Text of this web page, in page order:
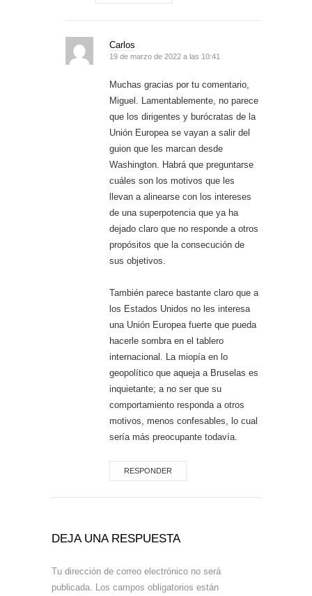
Carlos
19 de marzo de 2022 a las 10:41
Muchas gracias por tu comentario,
Miguel. Lamentablemente, no parece
que los dirigentes y burócratas de la
Unión Europea se vayan a salir del
guion que les marcan desde
Washington. Habrá que preguntarse
cuáles son los motivos que les
llevan a alinearse con los intereses
de una superpotencia que ya ha
dejado claro que no responde a otros
propósitos que la consecución de
sus objetivos.
También parece bastante claro que a
los Estados Unidos no les interesa
una Unión Europea fuerte que pueda
hacerle sombra en el tablero
internacional. La miopía en lo
geopolítico que aqueja a Bruselas es
inquietante; a no ser que su
comportamiento responda a otros
motivos, menos confesables, lo cual
sería más preocupante todavía.
RESPONDER
DEJA UNA RESPUESTA
Tu dirección de correo electrónico no será
publicada.
Los campos obligatorios están